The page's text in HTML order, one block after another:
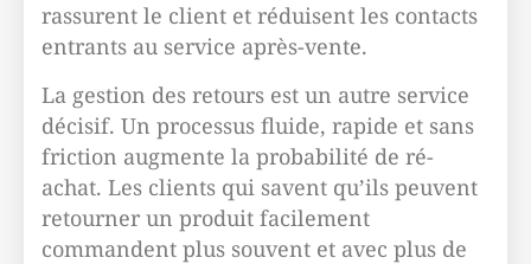
rassurent le client et réduisent les contacts
entrants au service après-vente.
La gestion des retours est un autre service
décisif. Un processus fluide, rapide et sans
friction augmente la probabilité de ré-
achat. Les clients qui savent qu’ils peuvent
retourner un produit facilement
commandent plus souvent et avec plus de